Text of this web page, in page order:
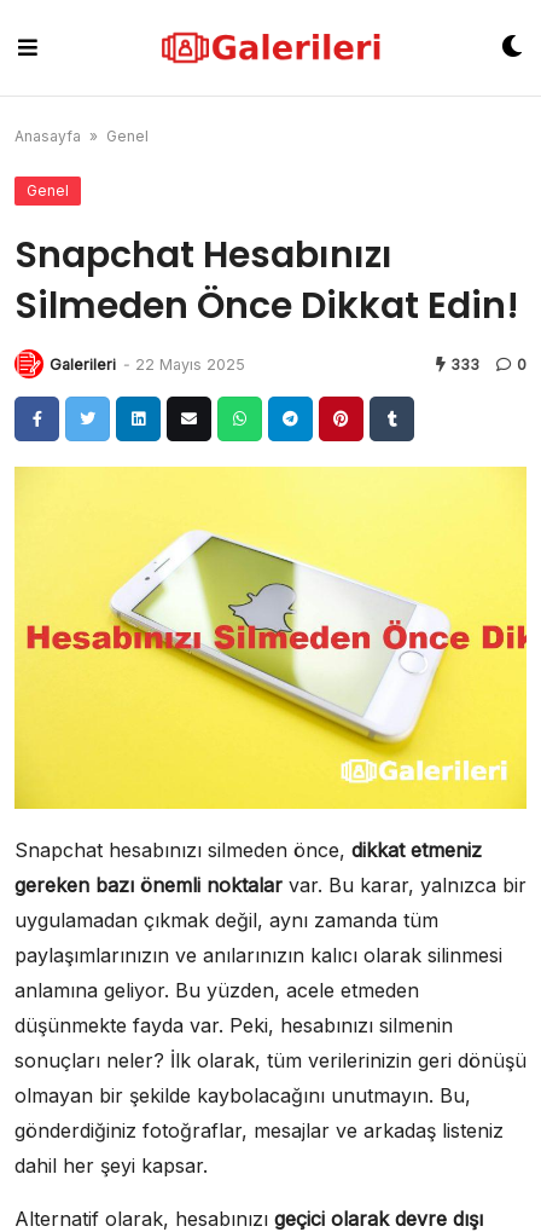
content
Anasayfa » Genel
Genel
Snapchat Hesabınızı
Silmeden Önce Dikkat Edin!
Galerileri - 22 Mayıs 2025 333 0
Snapchat hesabınızı silmeden önce, dikkat etmeniz
gereken bazı önemli noktalar var. Bu karar, yalnızca bir
uygulamadan çıkmak değil, aynı zamanda tüm
paylaşımlarınızın ve anılarınızın kalıcı olarak silinmesi
anlamına geliyor. Bu yüzden, acele etmeden
düşünmekte fayda var. Peki, hesabınızı silmenin
sonuçları neler? İlk olarak, tüm verilerinizin geri dönüşü
olmayan bir şekilde kaybolacağını unutmayın. Bu,
gönderdiğiniz fotoğraflar, mesajlar ve arkadaş listeniz
dahil her şeyi kapsar.
Alternatif olarak, hesabınızı geçici olarak devre dışı